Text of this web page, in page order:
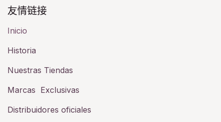
友情链接​
Inicio
Historia​
Nuestras Tiendas
Marcas Exclusivas
Distribuidores oficiales